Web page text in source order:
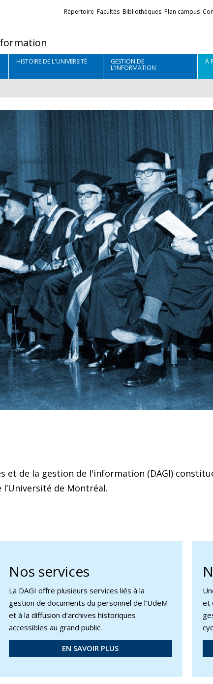
Liens
Répertoire Facultés Bibliothèques Plan campus
HISTOIRE DE L'UNIVERSITÉ GESTION DE
L'INFORMATION
À
et de la gestion de l'information (DAGI)
de Montréal.
Nos services
La DAGI offre plusieurs services liés à la
gestion de documents du personnel de l’UdeM
et à la diffusion d’archives historiques
accessibles au grand public.
EN SAVOIR PLUS
et